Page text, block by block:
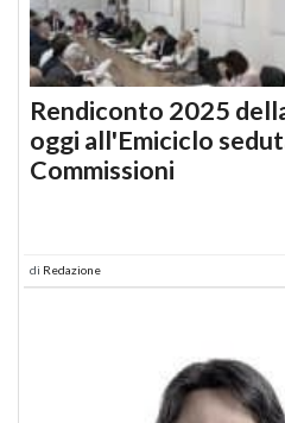
Rendiconto 2025
oggi all'Emiciclo
Commissioni
di Redazione